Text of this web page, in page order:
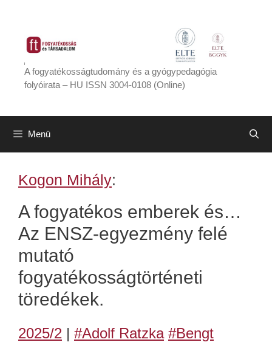
tartalomba
A fogyatékosságtudomány és a gyógypedagógia
folyóirata – HU ISSN 3004-0108 (Online)
Menü
Kogon Mihály:
A fogyatékos emberek és…
Az ENSZ-egyezmény felé
mutató
fogyatékosságtörténeti
töredékek.
2025/2 | #Adolf Ratzka #Bengt